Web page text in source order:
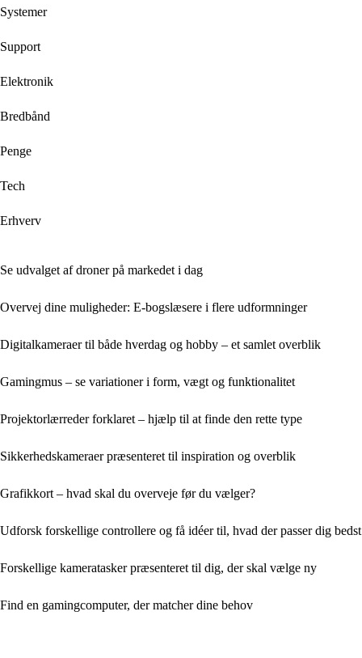
Systemer
Support
Elektronik
Bredbånd
Penge
Tech
Erhverv
Se udvalget af droner på markedet i dag
Overvej dine muligheder: E-bogslæsere i flere udformninger
Digitalkameraer til både hverdag og hobby – et samlet overblik
Gamingmus – se variationer i form, vægt og funktionalitet
Projektorlærreder forklaret – hjælp til at finde den rette type
Sikkerhedskameraer præsenteret til inspiration og overblik
Grafikkort – hvad skal du overveje før du vælger?
Udforsk forskellige controllere og få idéer til, hvad der passer dig bedst
Forskellige kameratasker præsenteret til dig, der skal vælge ny
Find en gamingcomputer, der matcher dine behov